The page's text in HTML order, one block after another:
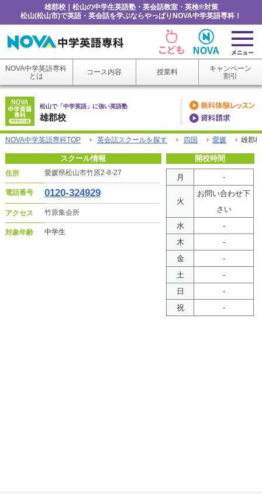
雄郡校｜松山の中学生英語塾・英会話教室・英検®対策
松山(松山市)で英語・英会話を学ぶならやっぱりNOVA中学英語専科！
NOVA中学英語専科
とは
コース内容 授業料
キャンペーン
割引
雄郡校
松山で「中学英語」に強い英語塾
NOVA中学英語専科TOP 英会話スクールを探す 四国 愛媛 雄郡校
スクール情報
住所 愛媛県松山市竹原2-8-27
電話番号 0120-324929
アクセス 竹原集会所
対象年齢 中学生
開校時間
月 -
火
お問い合わせ下
さい
水
-
木
-
金
-
土
-
日
-
祝
-